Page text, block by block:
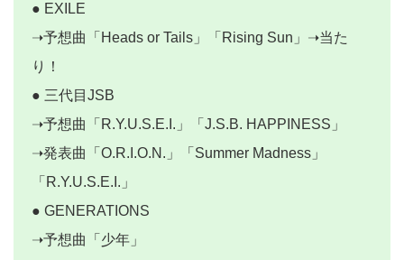
● EXILE
➝予想曲「Heads or Tails」「Rising Sun」➝当た
り！
● 三代目JSB
➝予想曲「R.Y.U.S.E.I.」「J.S.B. HAPPINESS」
➝発表曲「O.R.I.O.N.」「Summer Madness」
「R.Y.U.S.E.I.」
● GENERATIONS
➝予想曲「少年」